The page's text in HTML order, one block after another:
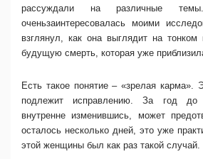
рассуждали на различные
оченьзаинтересовалась моими
взглянул, как она выглядит на
будущую смерть, которая уже
Есть такое понятие – «зрелая карма».
подлежит исправлению. За год до
внутренне изменившись, может
осталось несколько дней, это уже
этой женщины был как раз такой случай.